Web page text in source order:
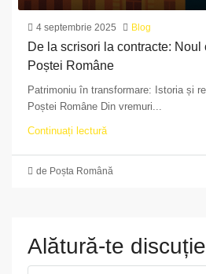
4 septembrie 2025 Blog
De la scrisori la contracte: Noul
Poștei Române
Patrimoniu în transformare: Istoria și
Poștei Române Din vremuri...
Continuați lectură
de Poșta Română
Alătură-te